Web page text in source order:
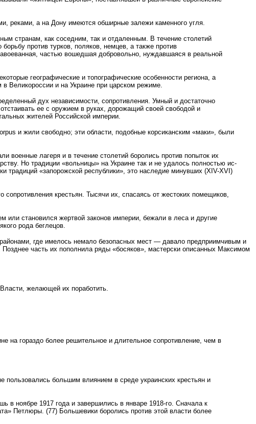
реками, а на Дону имеются обширные залежи каменного угля.
странам, как соседним, так и отдаленным. В течение столетий
против турков, поляков, немцев, а также против
частью вошедшая добровольно, нуждавшаяся в реальной
географические и топографические особенности региона, а
Великороссии и на Украине при царском режиме.
дух независимости, сопротивления. Умный и достаточно
ее с оружием в руках, дорожащий своей свободой и
жителей Российской империи.
и жили свободно; эти области, подобные корсиканским «маки», были
военные лагеря и в течение столетий боролись против попыток их
Но традиции «вольницы» на Украине так и не удалось полностью ис­
традиций «запорожской республики», это наследие минувших (XIV-XVI)
крестьян. Тысячи их, спасаясь от жестоких помещиков,
становился жертвой законов империи, бежали в леса и другие
рода беглецов.
где имелось немало безопасных мест — давало предприимчивым и
часть их пополнила ряды «босяков», мастерски описанных Максимом
желающей их поработить.
на гораздо более решительное и длительное сопротивление, чем в
пользовались большим влиянием в среде украинских крестьян и
в ноябре 1917 года и завершились в январе 1918-го. Сначала к
Петлюры. (77) Большевики боролись против этой власти более